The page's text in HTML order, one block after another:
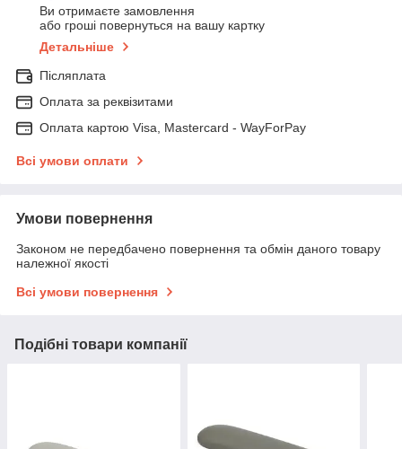
Ви отримаєте замовлення
або гроші повернуться на вашу картку
Детальніше
Післяплата
Оплата за реквізитами
Оплата картою Visa, Mastercard - WayForPay
Всі умови оплати
Умови повернення
Законом не передбачено повернення та обмін даного товару
належної якості
Всі умови повернення
Подібні товари компанії